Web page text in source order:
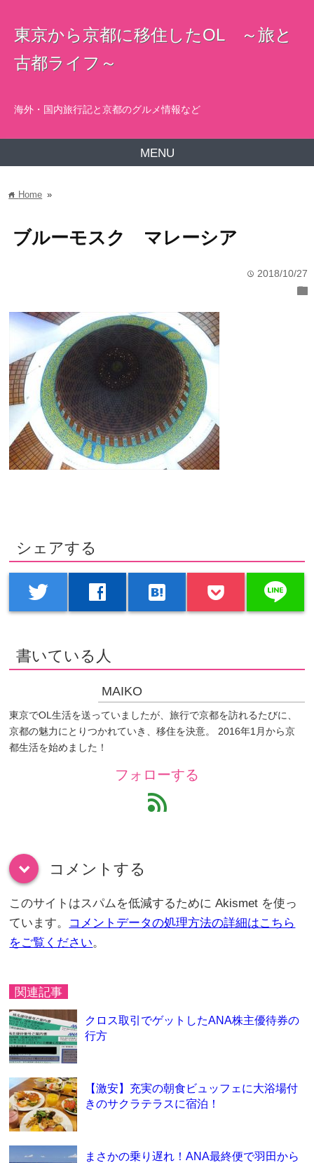
東京から京都に移住したOL ～旅と
古都ライフ～
海外・国内旅行記と京都のグルメ情報など
MENU
home Home »
ブルーモスク マレーシア
time 2018/10/27
folder
シェアする
twitter facebook hatenabookmark line
書いている人
MAIKO
東京でOL生活を送っていましたが、旅行で京都を訪れるたびに、
京都の魅力にとりつかれていき、移住を決意。 2016年1月から京
都生活を始めました！
フォローする
feed
down コメントする
このサイトはスパムを低減するために Akismet を使っ
ています。 コメントデータの処理方法の詳細はこちら
をご覧ください。
関連記事
クロス取引でゲットしたANA株主優待券の
行方
【激安】充実の朝食ビュッフェに大浴場付
きのサクラテラスに宿泊！
まさかの乗り遅れ！ANA最終便で羽田から